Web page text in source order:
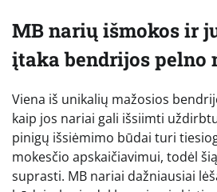
MB narių išmokos ir
įtaka bendrijos pelno
Viena iš unikalių mažosios
kaip jos nariai gali išsiimti
pinigų išsiėmimo būdai turi
mokesčio apskaičiavimui, todėl
suprasti. MB nariai dažniausiai